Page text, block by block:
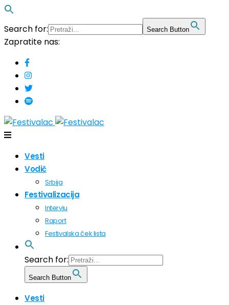
Search for: Search Button
Zapratite nas:
Vesti
Vodič
Srbija
Festivalizacija
Intervju
Raport
Festivalska ček lista
Search for:
Search Button
Vesti